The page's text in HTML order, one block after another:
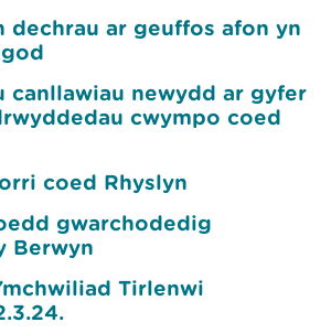
dechrau ar geuffos afon yn
canllawiau newydd ar gyfer
cwympo coed
coed Rhyslyn
gwarchodedig
Berwyn
Tirlenwi